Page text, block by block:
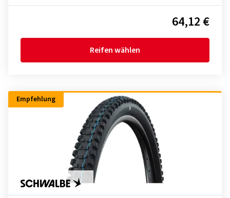
64,12 €
Reifen wählen
Empfehlung